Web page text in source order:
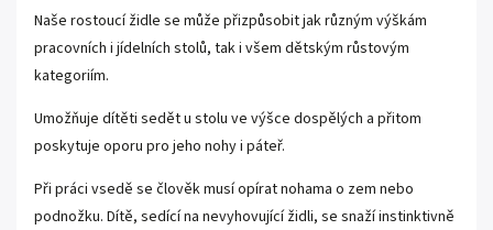
Naše rostoucí židle se může přizpůsobit jak různým výškám
pracovních i jídelních stolů, tak i všem dětským růstovým
kategoriím.
Umožňuje dítěti sedět u stolu ve výšce dospělých a přitom
poskytuje oporu pro jeho nohy i páteř.
Při práci vsedě se člověk musí opírat nohama o zem nebo
podnožku. Dítě, sedící na nevyhovující židli, se snaží instinktivně